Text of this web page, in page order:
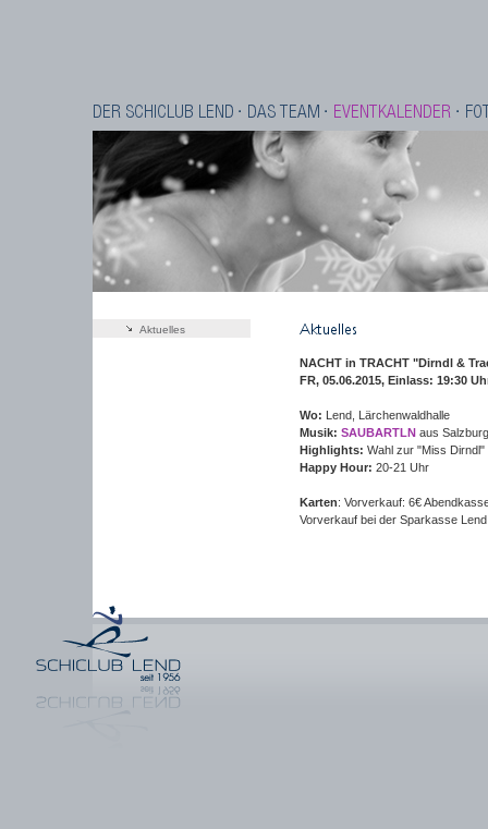
Aktuelles
NACHT in TRACHT "Dirndl &
FR, 05.06.2015, Einlass: 19:30
Wo: Lend, Lärchenwaldhalle
Musik: SAUBARTLN aus Salzburg
Highlights: Wahl zur "Miss
Happy Hour: 20-21 Uhr
Karten: Vorverkauf: 6€
Vorverkauf bei der Sparkasse